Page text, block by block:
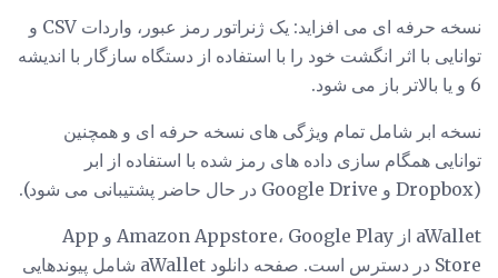
نسخه حرفه ای می افزاید: یک ژنراتور رمز عبور، واردات CSV و
توانایی با اثر انگشت خود را با استفاده از دستگاه سازگار با اندیشه
6 و یا بالاتر باز می شود.
نسخه ابر شامل تمام ویژگی های نسخه حرفه ای و همچنین
توانایی همگام سازی داده های رمز شده با استفاده از ابر
(Dropbox و Google Drive در حال حاضر پشتیبانی می شود).
aWallet از Amazon Appstore، Google Play و App
Store در دسترس است. صفحه دانلود aWallet شامل پیوندهایی